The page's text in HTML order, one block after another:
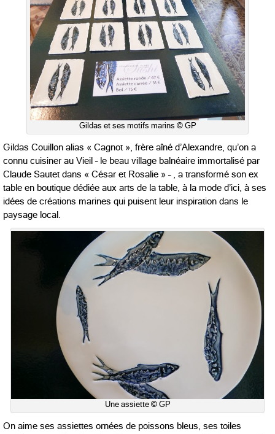
Gildas et ses motifs marins © GP
Gildas Couillon alias « Cagnot », frère aîné d’Alexandre, qu’on a
connu cuisiner au Vieil – le beau village balnéaire immortalisé par
Claude Sautet dans « César et Rosalie » – , a transformé son ex
table en boutique dédiée aux arts de la table, à la mode d’ici, à ses
idées de créations marines qui puisent leur inspiration dans le
paysage local.
Une assiette © GP
On aime ses assiettes ornées de poissons bleus, ses toiles